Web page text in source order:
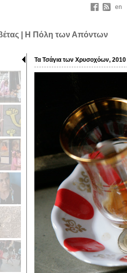
en
| Η Πόλη των Απόντων
Τα Τσάγια των Χρυσοχόων, 2010